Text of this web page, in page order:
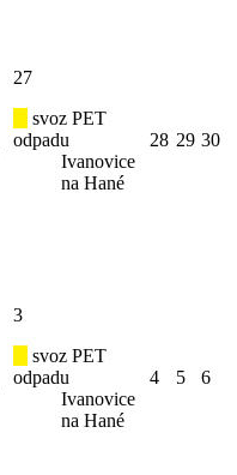
27
svoz PET
odpadu
Ivanovice
na Hané
28 29 30
3
svoz PET
odpadu
Ivanovice
na Hané
4 5 6